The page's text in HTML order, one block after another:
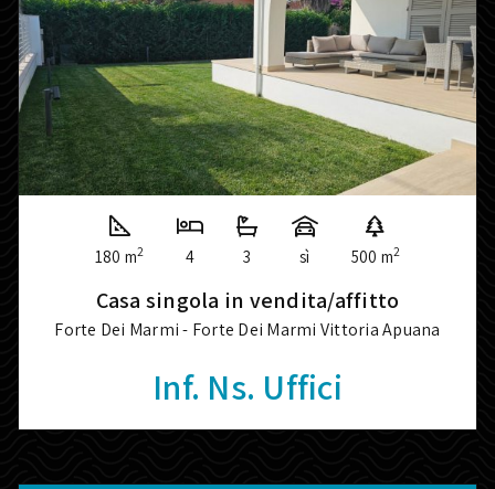
180 m2 4 3 sì 500 m2
Casa singola in vendita/affitto
Forte Dei Marmi - Forte Dei Marmi Vittoria Apuana
Inf. Ns. Uffici